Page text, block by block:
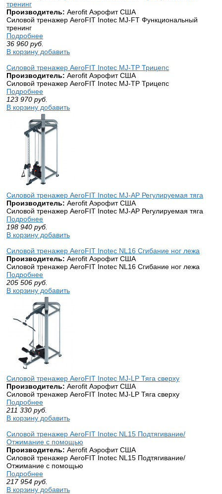
тренинг
Производитель: Aerofit Аэрофит США
Силовой тренажер AeroFIT Inotec MJ-FT Функциональный
тренинг
Подробнее
36 960 руб.
В корзину добавить
Силовой тренажер AeroFIT Inotec MJ-TP Трицепс
Производитель: Aerofit Аэрофит США
Силовой тренажер AeroFIT Inotec MJ-TP Трицепс
Подробнее
123 970 руб.
В корзину добавить
Силовой тренажер AeroFIT Inotec MJ-AP Регулируемая тяга
Производитель: Aerofit Аэрофит США
Силовой тренажер AeroFIT Inotec MJ-AP Регулируемая тяга
Подробнее
198 940 руб.
В корзину добавить
Силовой тренажер AeroFIT Inotec NL16 Сгибание ног лежа
Производитель: Aerofit Аэрофит США
Силовой тренажер AeroFIT Inotec NL16 Сгибание ног лежа
Подробнее
205 506 руб.
В корзину добавить
Силовой тренажер AeroFIT Inotec MJ-LP Тяга сверху
Производитель: Aerofit Аэрофит США
Силовой тренажер AeroFIT Inotec MJ-LP Тяга сверху
Подробнее
211 330 руб.
В корзину добавить
Силовой тренажер AeroFIT Inotec NL15 Подтягивание/
Отжимание с помощью
Производитель: Aerofit Аэрофит США
Силовой тренажер AeroFIT Inotec NL15 Подтягивание/
Отжимание с помощью
Подробнее
217 954 руб.
В корзину добавить